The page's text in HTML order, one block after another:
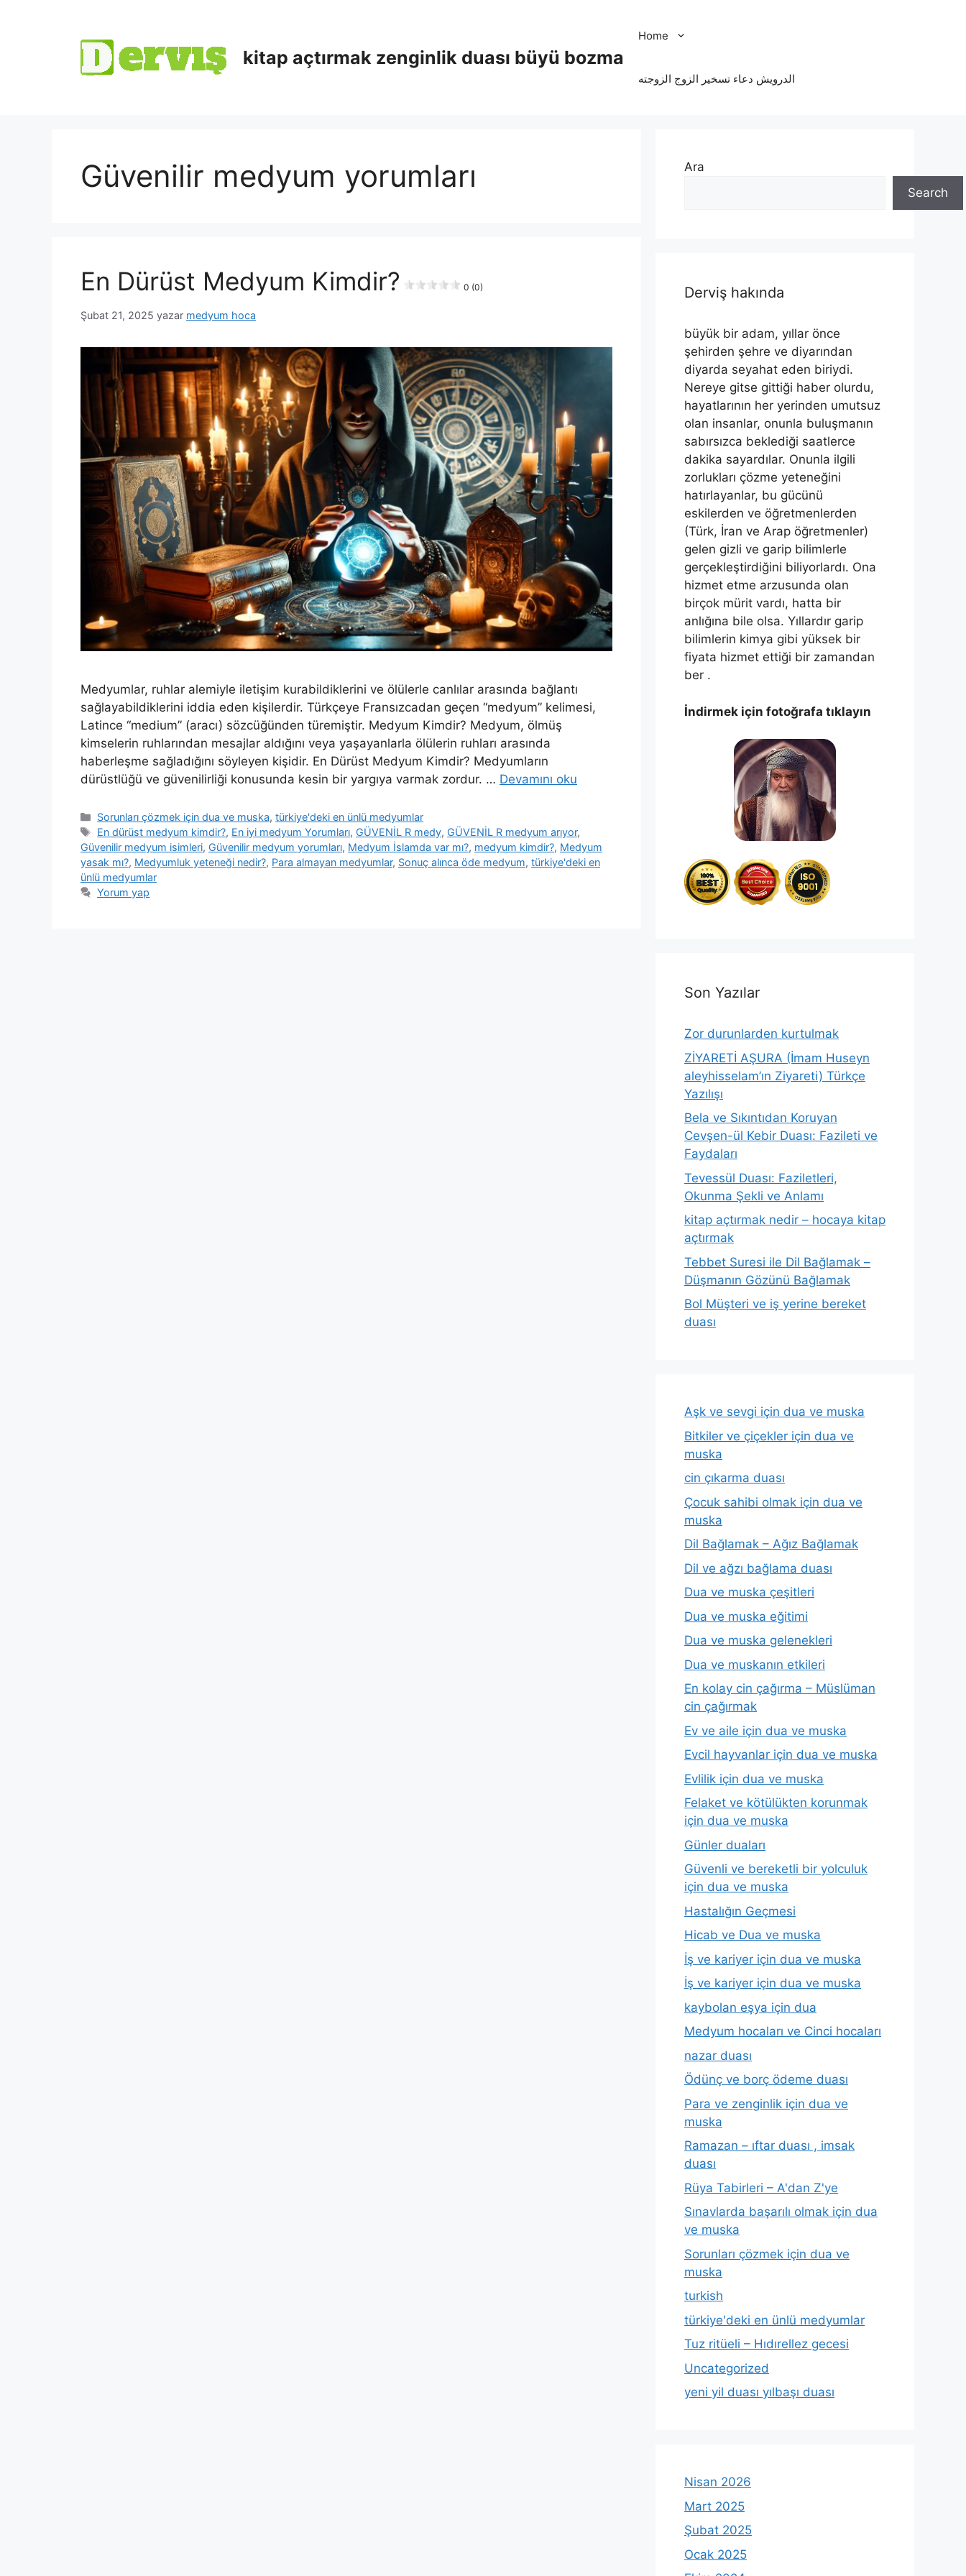
kitap açtırmak zenginlik duası büyü bozma
Home
الدرویش دعاء تسخير الزوج الزوجته
Güvenilir medyum yorumları
En Dürüst Medyum Kimdir? 0 (0)
Şubat 21, 2025 yazar medyum hoca
Medyumlar, ruhlar alemiyle iletişim kurabildiklerini ve ölülerle canlılar arasında bağlantı
sağlayabildiklerini iddia eden kişilerdir. Türkçeye Fransızcadan geçen “medyum” kelimesi,
Latince “medium” (aracı) sözcüğünden türemiştir. Medyum Kimdir? Medyum, ölmüş
kimselerin ruhlarından mesajlar aldığını veya yaşayanlarla ölülerin ruhları arasında
haberleşme sağladığını söyleyen kişidir. En Dürüst Medyum Kimdir? Medyumların
dürüstlüğü ve güvenilirliği konusunda kesin bir yargıya varmak zordur. … Devamını oku
Sorunları çözmek için dua ve muska,türkiye'deki en ünlü medyumlar
En dürüst medyum kimdir?, En iyi medyum Yorumları, GÜVENİL R medy, GÜVENİL R medyum arıyor,
Güvenilir medyum isimleri, Güvenilir medyum yorumları, Medyum İslamda var mı?, medyum kimdir?, Medyum
yasak mı?, Medyumluk yeteneği nedir?, Para almayan medyumlar, Sonuç alınca öde medyum, türkiye'deki en
ünlü medyumlar
Yorum yap
Ara
Search
Derviş hakında
büyük bir adam, yıllar önce
şehirden şehre ve diyarından
diyarda seyahat eden biriydi.
Nereye gitse gittiği haber olurdu,
hayatlarının her yerinden umutsuz
olan insanlar, onunla buluşmanın
sabırsızca beklediği saatlerce
dakika sayardılar. Onunla ilgili
zorlukları çözme yeteneğini
hatırlayanlar, bu gücünü
eskilerden ve öğretmenlerden
(Türk, İran ve Arap öğretmenler)
gelen gizli ve garip bilimlerle
gerçekleştirdiğini biliyorlardı. Ona
hizmet etme arzusunda olan
birçok mürit vardı, hatta bir
anlığına bile olsa. Yıllardır garip
bilimlerin kimya gibi yüksek bir
fiyata hizmet ettiği bir zamandan
ber .
İndirmek için fotoğrafa tıklayın
Son Yazılar
Zor durunlarden kurtulmak
ZİYARETİ AŞURA (İmam Huseyn
aleyhisselam’ın Ziyareti) Türkçe
Yazılışı
Bela ve Sıkıntıdan Koruyan
Cevşen-ül Kebir Duası: Fazileti ve
Faydaları
Tevessül Duası: Faziletleri,
Okunma Şekli ve Anlamı
kitap açtırmak nedir – hocaya kitap
açtırmak
Tebbet Suresi ile Dil Bağlamak –
Düşmanın Gözünü Bağlamak
Bol Müşteri ve iş yerine bereket
duası
Aşk ve sevgi için dua ve muska
Bitkiler ve çiçekler için dua ve
muska
cin çıkarma duası
Çocuk sahibi olmak için dua ve
muska
Dil Bağlamak – Ağız Bağlamak
Dil ve ağzı bağlama duası
Dua ve muska çeşitleri
Dua ve muska eğitimi
Dua ve muska gelenekleri
Dua ve muskanın etkileri
En kolay cin çağırma – Müslüman
cin çağırmak
Ev ve aile için dua ve muska
Evcil hayvanlar için dua ve muska
Evlilik için dua ve muska
Felaket ve kötülükten korunmak
için dua ve muska
Günler duaları
Güvenli ve bereketli bir yolculuk
için dua ve muska
Hastalığın Geçmesi
Hicab ve Dua ve muska
İş ve kariyer için dua ve muska
İş ve kariyer için dua ve muska
kaybolan eşya için dua
Medyum hocaları ve Cinci hocaları
nazar duası
Ödünç ve borç ödeme duası
Para ve zenginlik için dua ve
muska
Ramazan – ıftar duası , imsak
duası
Rüya Tabirleri – A'dan Z'ye
Sınavlarda başarılı olmak için dua
ve muska
Sorunları çözmek için dua ve
muska
turkish
türkiye'deki en ünlü medyumlar
Tuz ritüeli – Hıdırellez gecesi
Uncategorized
yeni yil duası yılbaşı duası
Nisan 2026
Mart 2025
Şubat 2025
Ocak 2025